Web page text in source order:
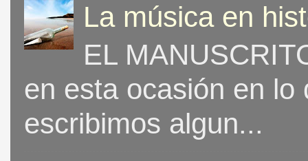
La música en
EL
en esta ocasión en
escribimos algun...